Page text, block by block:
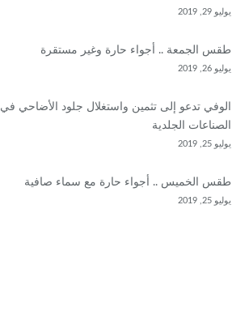
يوليو 29, 2019
طقس الجمعة .. أجواء حارة وغير مستقرة
يوليو 26, 2019
الوفي تدعو إلى تثمين واستغلال جلود الأضاحي في
الصناعات الجلدية
يوليو 25, 2019
طقس الخميس .. أجواء حارة مع سماء صافية
يوليو 25, 2019